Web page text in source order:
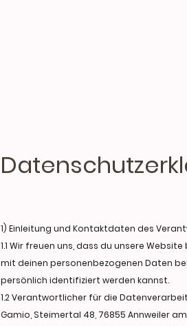
1) Einleitung und Kontaktdaten des
1.1 Wir freuen uns, dass du unsere
mit deinen personenbezogenen Daten
persönlich identifiziert werden kannst.
1.2 Verantwortlicher für die
Gamio, Steimertal 48, 76855 Annweiler